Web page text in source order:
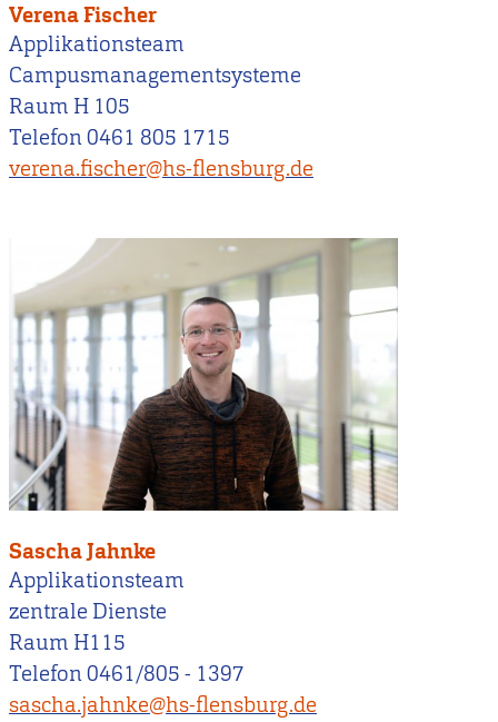
Verena Fischer
Applikationsteam
Campusmanagementsysteme
Raum H 105
Telefon 0461 805 1715
verena.fischer@hs-flensburg.de
Sascha Jahnke
Applikationsteam
zentrale Dienste
Raum H115
Telefon 0461/805 - 1397
sascha.jahnke@hs-flensburg.de